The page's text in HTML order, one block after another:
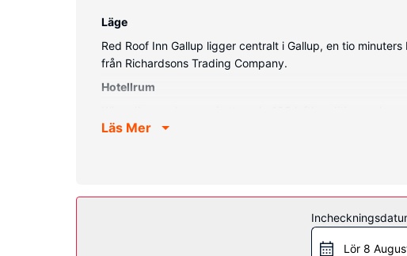
Läge
Red Roof Inn Gallup ligger centralt i Gallup, en tio
från Richardsons Trading Company.
Hotellrum
erbjuder underhållning. Privat badrum med gratis
Restaurang
Red Roof Inn Gallup har en snackbar/deli där gäster
Läs Mer
Lör 8